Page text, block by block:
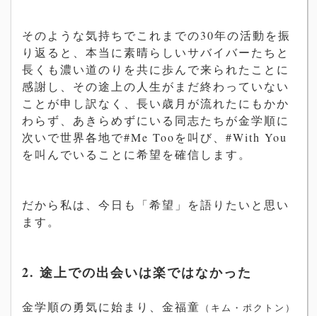
そのような気持ちでこれまでの30年の活動を振
り返ると、本当に素晴らしいサバイバーたちと
長くも濃い道のりを共に歩んで来られたことに
感謝し、その途上の人生がまだ終わっていない
ことが申し訳なく、長い歳月が流れたにもかか
わらず、あきらめずにいる同志たちが金学順に
次いで世界各地で#Me Tooを叫び、#With You
を叫んでいることに希望を確信します。
だから私は、今日も「希望」を語りたいと思い
ます。
2. 途上での出会いは楽ではなかった
金学順の勇気に始まり、金福童 （キム・ポクトン）